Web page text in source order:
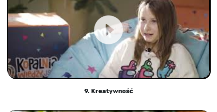
9. Kreatywność